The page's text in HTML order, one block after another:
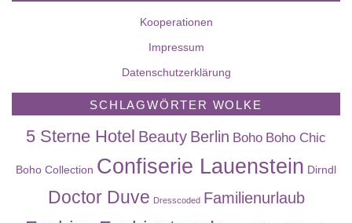
Kooperationen
Impressum
Datenschutzerklärung
SCHLAGWÖRTER WOLKE
5 Sterne Hotel Beauty Berlin Boho Boho Chic
Boho Collection Confiserie Lauenstein Dirndl
Doctor Duve Dresscoded Familienurlaub